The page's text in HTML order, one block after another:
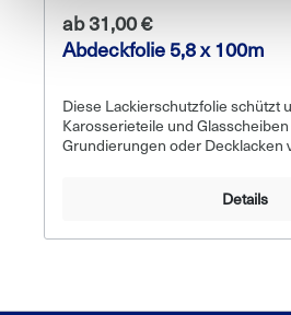
ab31,00 €
Abdeckfolie 5,8 x 100m
Diese Lackierschutzfolie schützt
Karosserieteile und
Grundierungen oder Decklacken
komplettes Fahrzeug schnell und
anBeständig gegen Feuchtigkeit
Details